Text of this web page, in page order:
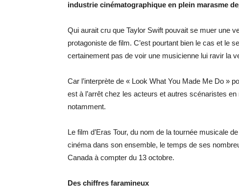
industrie cinématographique en plein marasme
Qui aurait cru que Taylor Swift pouvait se muer une
protagoniste de film. C’est pourtant bien le cas et le
certainement pas de voir une musicienne lui ravir la
Car l’interprète de « Look What You Made Me Do »
est à l’arrêt chez les acteurs et autres scénaristes
notamment.
Le film d’Eras Tour, du nom de la tournée musicale
cinéma dans son ensemble, le temps de ses
Canada à compter du 13 octobre.
Des chiffres faramineux